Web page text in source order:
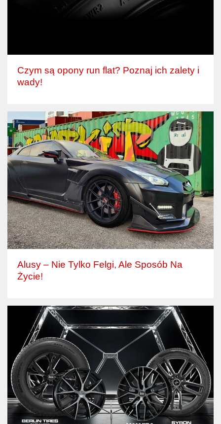
Czym są opony run flat? Poznaj ich zalety i
wady!
Alusy – Nie Tylko Felgi, Ale Sposób Na
Życie!